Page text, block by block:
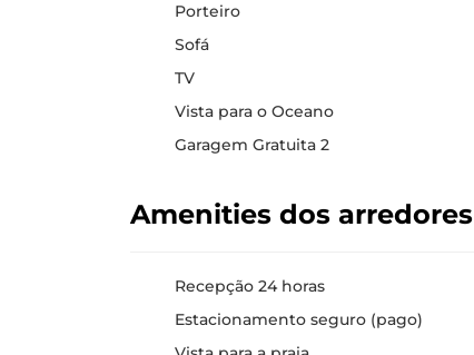
Porteiro
Sofá
TV
Vista para o Oceano
Garagem Gratuita 2
Amenities dos arredores
Recepção 24 horas
Estacionamento seguro (pago)